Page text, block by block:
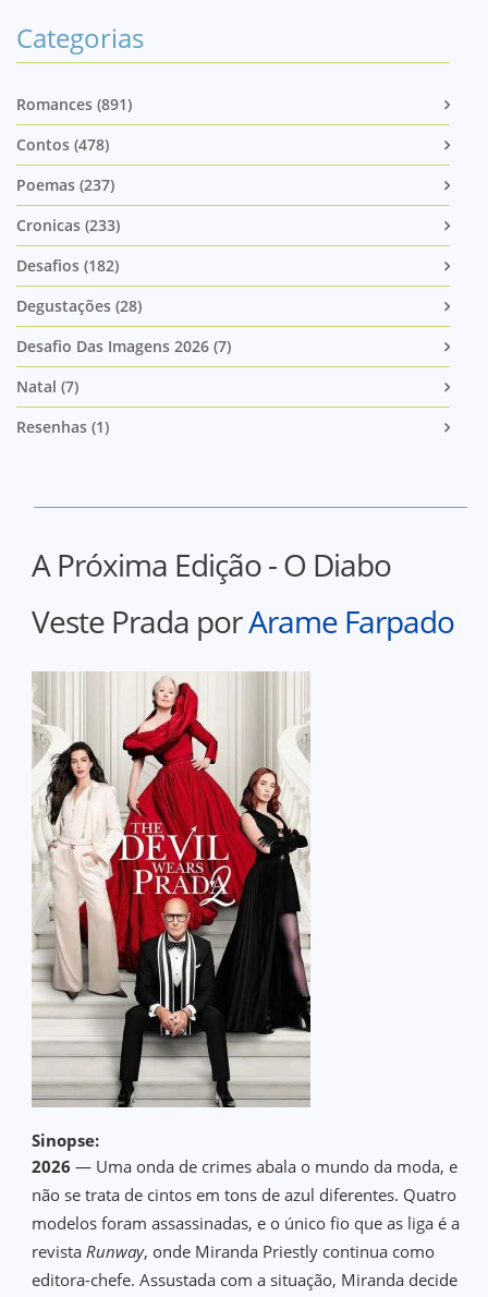
Categorias
Romances (891)
Contos (478)
Poemas (237)
Cronicas (233)
Desafios (182)
Degustações (28)
Desafio Das Imagens 2026 (7)
Natal (7)
Resenhas (1)
A Próxima Edição - O Diabo
Veste Prada porArame Farpado
Sinopse:
2026 — Uma onda de crimes abala o mundo da moda, e
não se trata de cintos em tons de azul diferentes. Quatro
modelos foram assassinadas, e o único fio que as liga é a
revistaRunway, onde Miranda Priestly continua como
editora-chefe. Assustada com a situação, Miranda decide